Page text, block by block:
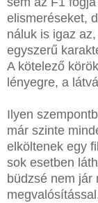
elismeréseket,
náluk is igaz
egyszerű
A kötelező
lényegre, a
Ilyen
már szinte
elköltenek egy
sok esetben
büdzsé nem jár